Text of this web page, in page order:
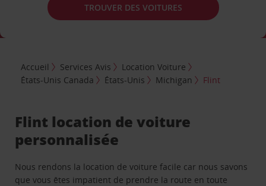
TROUVER DES VOITURES
Accueil Services Avis
Location Voiture
États-Unis Canada
États-Unis Michigan Flint
Flint location de voiture
personnalisée
Nous rendons la location de voiture facile car nous savons
que vous êtes impatient de prendre la route en toute